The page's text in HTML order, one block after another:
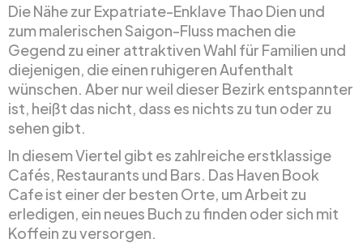
Die Nähe zur Expatriate-Enklave Thao Dien und
zum malerischen Saigon-Fluss machen die
Gegend zu einer attraktiven Wahl für Familien und
diejenigen, die einen ruhigeren Aufenthalt
wünschen. Aber nur weil dieser Bezirk entspannter
ist, heißt das nicht, dass es nichts zu tun oder zu
sehen gibt.
In diesem Viertel gibt es zahlreiche erstklassige
Cafés, Restaurants und Bars. Das Haven Book
Cafe ist einer der besten Orte, um Arbeit zu
erledigen, ein neues Buch zu finden oder sich mit
Koffein zu versorgen.